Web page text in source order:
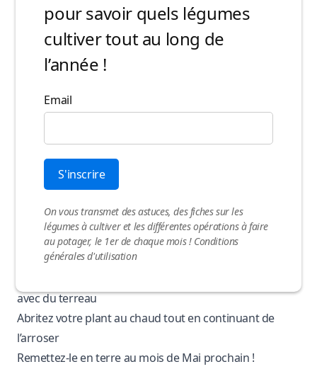
Faites ensuite sécher vos graines et conservez-les dans
un endroit sec et à l’abri de la lumière. Les graines
d’aubergine ont une capacité germinative d’environ 5
Cultiver l’aubergine comme une vivace ?
chaudes où il ne gèle pas l’hiver. Dans nos régions, il est
possible de cultiver l’aubergine comme une plante
vivace, mais pour cela, vous devrez
Déterrez votre pied d’aubergine à l’aide d’une bêche,
sans abîmer les racines, vers le mois d’Octobre, avant
les gelées
avec du terreau
Abritez votre plant au chaud tout en continuant de
l’arroser
Remettez-le en terre au mois de Mai prochain !
pour savoir quels légumes
cultiver tout au long de
l’année !
Email
On vous transmet des astuces, des fiches sur les
légumes à cultiver et les différentes opérations à faire
au potager, le 1er de chaque mois ! Conditions
générales d'utilisation